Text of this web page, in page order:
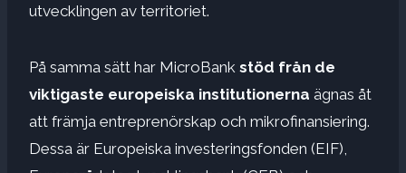
utvecklingen av territoriet.
På samma sätt har MicroBank stöd från de
viktigaste europeiska institutionerna ägnas åt
att främja entreprenörskap och mikrofinansiering.
Dessa är Europeiska investeringsfonden (EIF),